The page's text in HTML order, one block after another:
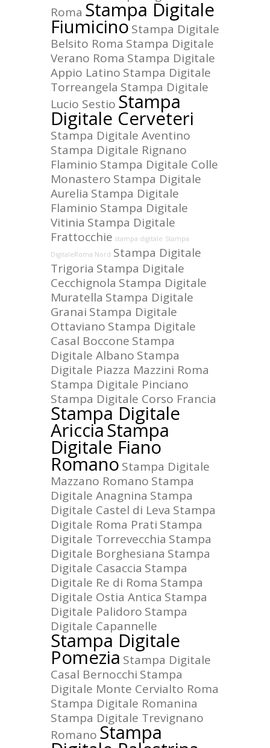
Roma Stampa Digitale
FiumicinoStampa Digitale
Belsito Roma Stampa Digitale
Verano Roma Stampa Digitale
Appio Latino Stampa Digitale
Torreangela Stampa Digitale
Lucio Sestio Stampa
Digitale Cerveteri
Stampa Digitale Aventino
Stampa Digitale Rignano
Flaminio Stampa Digitale Colle
Monastero Stampa Digitale
Aurelia Stampa Digitale
Flaminio Stampa Digitale
Vitinia Stampa Digitale
Frattocchie stampa digitale Stampa
DigitaleRoma Nord Stampa Digitale
Trigoria Stampa Digitale
Cecchignola Stampa Digitale
Muratella Stampa Digitale
Granai Stampa Digitale
Ottaviano Stampa Digitale
Casal Boccone Stampa
Digitale Albano Stampa
Digitale Piazza Mazzini Roma
Stampa Digitale Pinciano
Stampa Digitale Corso Francia
Stampa Digitale
AricciaStampa
Digitale Fiano
Romano Stampa Digitale
Mazzano Romano Stampa
Digitale Anagnina Stampa
Digitale Castel di Leva Stampa
Digitale Roma Prati Stampa
Digitale Torrevecchia Stampa
Digitale Borghesiana Stampa
Digitale Casaccia Stampa
Digitale Re di Roma Stampa
Digitale Ostia Antica Stampa
Digitale Palidoro Stampa
Digitale Capannelle
Stampa Digitale
Pomezia Stampa Digitale
Casal Bernocchi Stampa
Digitale Monte Cervialto Roma
Stampa Digitale Romanina
Stampa Digitale Trevignano
Romano Stampa